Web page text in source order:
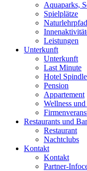
Aquaparks,
Spielplätze
Leistungen
Unterkunft
Unterkunft
Last Minute
Hotel
Pension
Appartement
Wellness
Restaurants und
Restaurant
Nachtclubs
Kontakt
Kontakt
Partner-